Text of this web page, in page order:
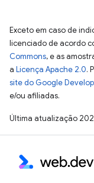
Exceto em caso de
licenciado de acordo
Commons, e as
a Licença Apache 2.0.
site do Google
e/ou afiliadas.
Última atualização